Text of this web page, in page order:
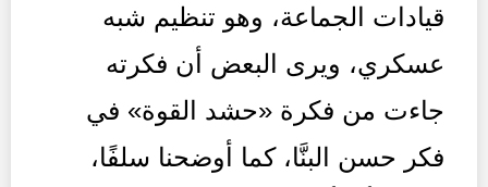
قيادات الجماعة، وهو تنظيم شبه
عسكري، ويرى البعض أن فكرته
جاءت من فكرة «حشد القوة» في
فكر حسن البنَّا، كما أوضحنا سلفًا،